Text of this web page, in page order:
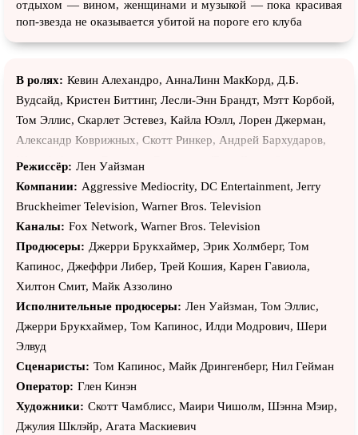
отдыхом — вином, женщинами и музыкой — пока красивая
поп-звезда не оказывается убитой на пороге его клуба
В ролях: Кевин Алехандро, АннаЛинн МакКорд, Д.Б.
Вудсайд, Кристен Биттинг, Лесли-Энн Брандт, Мэтт Корбой,
Том Эллис, Скарлет Эстевез, Кайла Юэлл, Лорен Джерман,
Александр Коврижных, Скотт Ринкер, Андрей Бархударов,
Шариф Аткинс, Василиса Воронина, Тина Грим, Ольга
Зверева, Триша Хелфер, Наталья Грачёва, Brittany Uomoleale,
Райан Джэймс Биттл, Том Уэллинг, Локлин Манро, Марк
Дакаскос, Крис Малки, Дэвид Пэймер, Деннис Хейсбёрт, Фил
ЛаМарр, Тим Мэтисон, Джейми Кеннеди, Брайан Ти, Майкл
Империоли, Уилмер Калдерон, Марко Белтрами, Лорен
Холли, Ричард Т. Джонс, Ребекка Де Морнэй, Джефф Руссо,
Джон Гловер, Джереми Дэвис, Шеннон Чан-Кент, Джоэл
Светов, Эрик Шэкелфорд, Роберт Пикардо, Грэм МакТавиш,
Исайя Уитлок мл., Крис Маркетт, Ронни Джин Блевинс,
Майкл Уэлш, Джон Биллингсли, Майк Дойл, Карин Коновал,
Джон Стюарт, Филип Грэйнджер, Вина Суд, Грег Биман,
Кевин О. Ранкин, Расселл Вонг, Джим Рэш, Патрик Фабиан,
Дон Суэйзи, Робин Гивенс, Колин Эглсфилд, Патрик
Режиссёр: Лен Уайзман
Компании: Aggressive Mediocrity, DC Entertainment, Jerry
Bruckheimer Television, Warner Bros. Television
Каналы: Fox Network, Warner Bros. Television
Продюсеры: Джерри Брукхаймер, Эрик Холмберг, Том
Капинос, Джеффри Либер, Трей Кошия, Карен Гавиола,
Хилтон Смит, Майк Аззолино
Исполнительные продюсеры: Лен Уайзман, Том Эллис,
Джерри Брукхаймер, Том Капинос, Илди Модрович, Шери
Элвуд
Сценаристы: Том Капинос, Майк Дрингенберг, Нил Гейман
Оператор: Глен Кинэн
Художники: Скотт Чамблисс, Маири Чишолм, Шэнна Мэир,
Джулия Шклэйр, Агата Маскиевич